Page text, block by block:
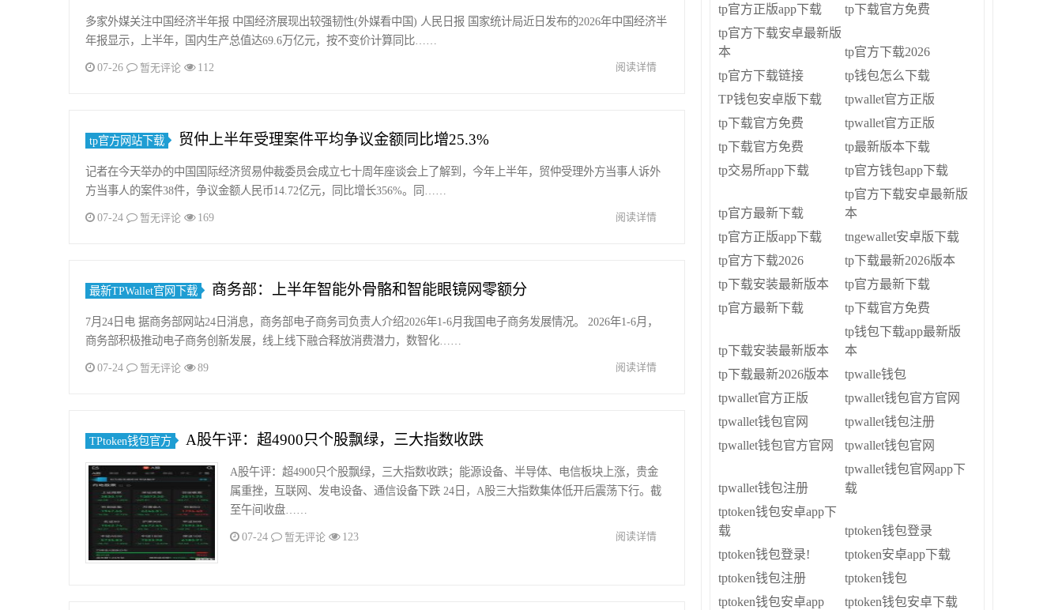
多家外媒关注中国经济半年报 中国经济展现出较强韧性(外媒看中国) 人民日报 国家统计局近日发布的2026年中国经济半
年报显示，上半年，国内生产总值达69.6万亿元，按不变价计算同比……
07-26 暂无评论 112 阅读详情
tp官方网站下载 贸仲上半年受理案件平均争议金额同比增25.3%
记者在今天举办的中国国际经济贸易仲裁委员会成立七十周年座谈会上了解到，今年上半年，贸仲受理外方当事人诉外
方当事人的案件38件，争议金额人民币14.72亿元，同比增长356%。同……
07-24 暂无评论 169 阅读详情
最新TPWallet官网下载 商务部：上半年智能外骨骼和智能眼镜网零额分
7月24日电 据商务部网站24日消息，商务部电子商务司负责人介绍2026年1-6月我国电子商务发展情况。 2026年1-6月，
商务部积极推动电子商务创新发展，线上线下融合释放消费潜力，数智化……
07-24 暂无评论 89 阅读详情
TPtoken钱包官方 A股午评：超4900只个股飘绿，三大指数收跌
A股午评：超4900只个股飘绿，三大指数收跌；能源设备、半导体、电信板块上涨，贵金
属重挫，互联网、发电设备、通信设备下跌 24日，A股三大指数集体低开后震荡下行。截
至午间收盘……
07-24 暂无评论 123 阅读详情
tp官方正版app下载
tp下载官方免费
tp官方下载安卓最新版
本
tp官方下载2026
tp官方下载链接
tp钱包怎么下载
TP钱包安卓版下载
tpwallet官方正版
tp下载官方免费
tpwallet官方正版
tp下载官方免费
tp最新版本下载
tp交易所app下载
tp官方钱包app下载
tp官方最新下载
tp官方下载安卓最新版
本
tp官方正版app下载
tngewallet安卓版下载
tp官方下载2026
tp下载最新2026版本
tp下载安装最新版本
tp官方最新下载
tp官方最新下载
tp下载官方免费
tp下载安装最新版本
tp钱包下载app最新版
本
tp下载最新2026版本
tpwalle钱包
tpwallet官方正版
tpwallet钱包官方官网
tpwallet钱包官网
tpwallet钱包注册
tpwallet钱包官方官网
tpwallet钱包官网
tpwallet钱包注册
tpwallet钱包官网app下
载
tptoken钱包安卓app下
载
tptoken钱包登录
tptoken钱包登录!
tptoken安卓app下载
tptoken钱包注册
tptoken钱包
tptoken钱包安卓app
tptoken钱包安卓下载